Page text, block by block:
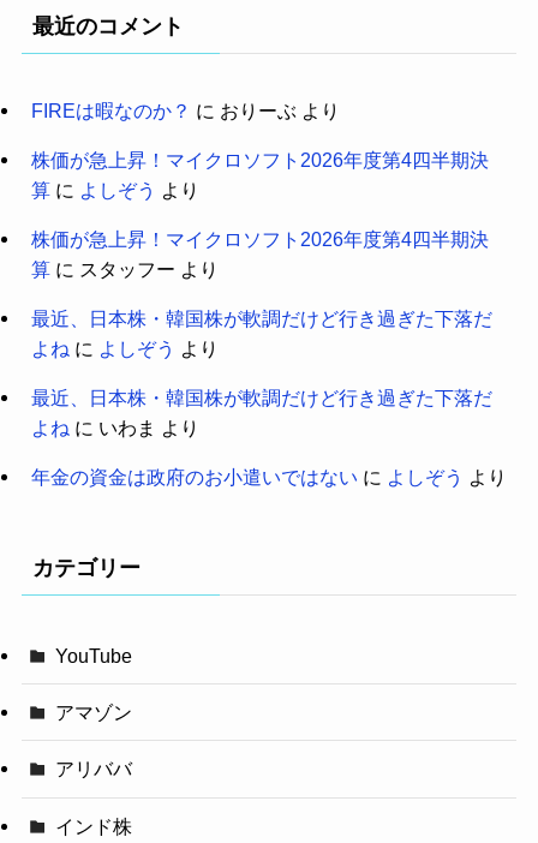
最近のコメント
FIREは暇なのか？ に おりーぶ より
株価が急上昇！マイクロソフト2026年度第4四半期決
算に よしぞう より
株価が急上昇！マイクロソフト2026年度第4四半期決
算に スタッフー より
最近、日本株・韓国株が軟調だけど行き過ぎた下落だ
よね に よしぞう より
最近、日本株・韓国株が軟調だけど行き過ぎた下落だ
よね に いわま より
年金の資金は政府のお小遣いではない に よしぞう より
カテゴリー
YouTube
アマゾン
アリババ
インド株